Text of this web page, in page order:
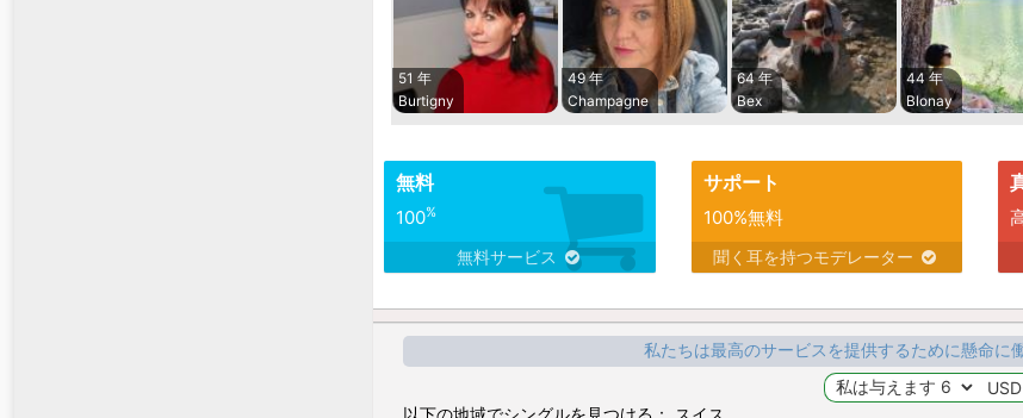
51 年
Burtigny
49 年
Champagne
64 年
Bex
44 年
Blonay
無料
100%
無料サービス
サポート
100%無料
聞く耳を持つモデレーター
私たちは最高のサービスを提供するために懸命に
以下の地域でシングルを見つける： スイス